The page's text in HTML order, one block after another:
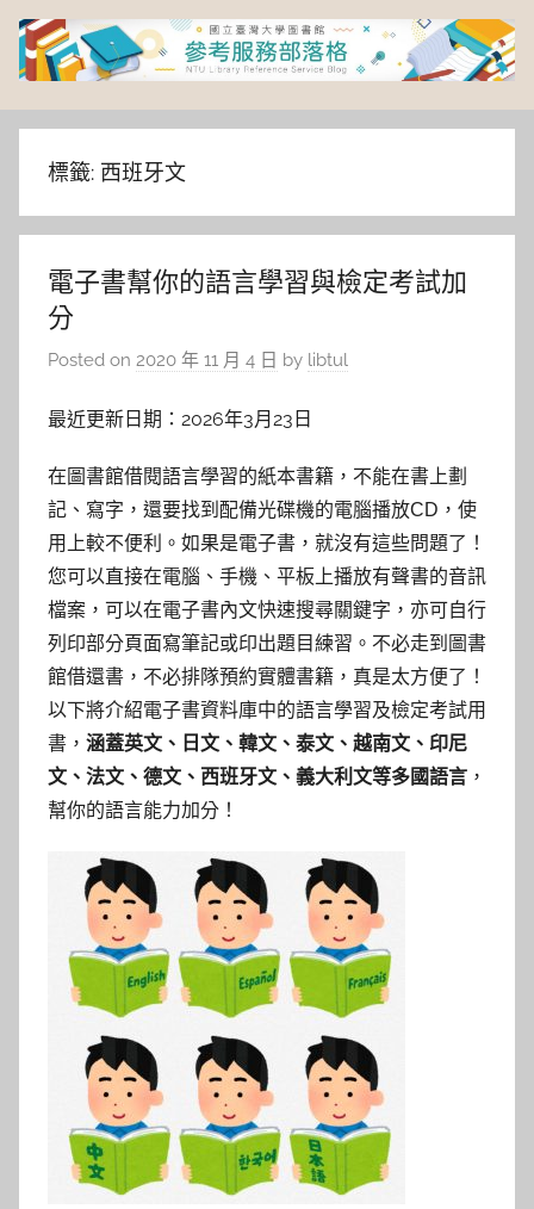
Skip
content
臺
灣
大
學
圖
書
館
參
考
服
務
部
落
標籤: 西班牙文
電子書幫你的語言學習與檢定考試加
分
Posted on 2020 年 11 月 4 日 by libtul
最近更新日期：2026年3月23日
在圖書館借閱語言學習的紙本書籍，不能在書上劃
記、寫字，還要找到配備光碟機的電腦播放CD，使
用上較不便利。如果是電子書，就沒有這些問題了！
您可以直接在電腦、手機、平板上播放有聲書的音訊
檔案，可以在電子書內文快速搜尋關鍵字，亦可自行
列印部分頁面寫筆記或印出題目練習。不必走到圖書
館借還書，不必排隊預約實體書籍，真是太方便了！
以下將介紹電子書資料庫中的語言學習及檢定考試用
書， 涵蓋英文、日文、韓文、泰文、越南文、印尼
文、法文、德文、西班牙文、義大利文等多國語言 ，
幫你的語言能力加分！